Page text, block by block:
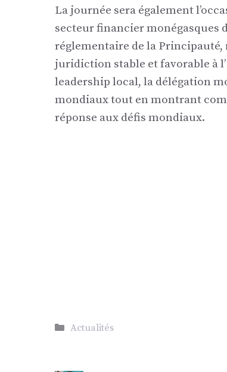
La journée sera également
secteur financier monégasques
réglementaire de la
juridiction stable et favorable à
leadership local, la délégation
mondiaux tout en montrant
réponse aux défis mondiaux.
Catégories
Actualités